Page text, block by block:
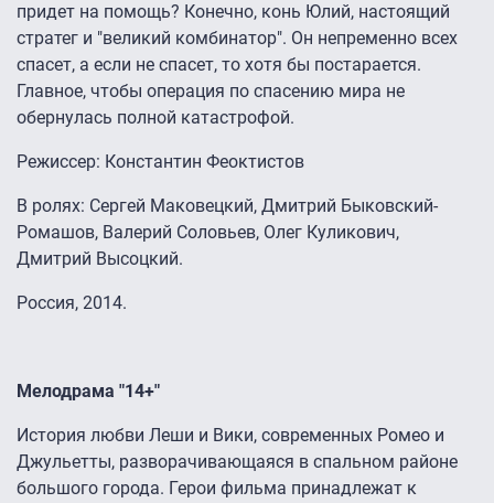
придет на помощь? Конечно, конь Юлий, настоящий
стратег и "великий комбинатор". Он непременно всех
спасет, а если не спасет, то хотя бы постарается.
Главное, чтобы операция по спасению мира не
обернулась полной катастрофой.
Режиссер: Константин Феоктистов
В ролях: Сергей Маковецкий, Дмитрий Быковский-
Ромашов, Валерий Соловьев, Олег Куликович,
Дмитрий Высоцкий.
Россия, 2014.
Мелодрама "14+"
История любви Леши и Вики, современных Ромео и
Джульетты, разворачивающаяся в спальном районе
большого города. Герои фильма принадлежат к